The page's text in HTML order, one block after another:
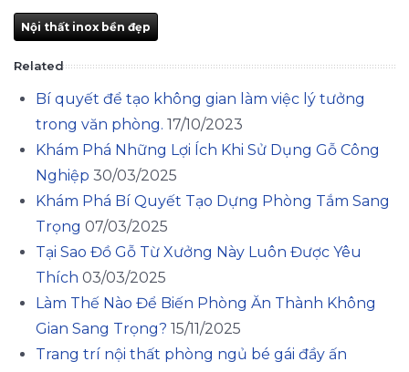
Nội thất inox bền đẹp
Related
Bí quyết để tạo không gian làm việc lý tưởng
trong văn phòng. 17/10/2023
Khám Phá Những Lợi Ích Khi Sử Dụng Gỗ Công
Nghiệp 30/03/2025
Khám Phá Bí Quyết Tạo Dựng Phòng Tắm Sang
Trọng 07/03/2025
Tại Sao Đồ Gỗ Từ Xưởng Này Luôn Được Yêu
Thích 03/03/2025
Làm Thế Nào Để Biến Phòng Ăn Thành Không
Gian Sang Trọng? 15/11/2025
Trang trí nội thất phòng ngủ bé gái đầy ấn